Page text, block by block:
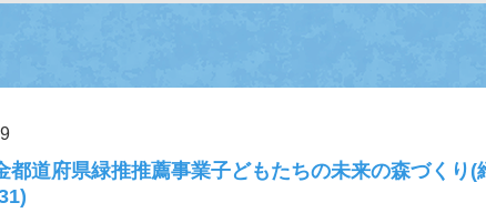
都道府県緑推推薦事業子どもたちの未来の森づくり(